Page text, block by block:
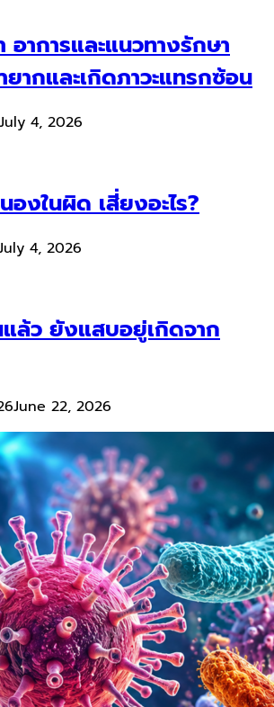
าการและแนวทางรักษา
ากและเกิดภาวะแทรกซ้อน
July 4, 2026
องในผิด เสี่ยงอะไร?
4, 2026
ล้ว ยังแสบอยู่เกิดจาก
June 22, 2026